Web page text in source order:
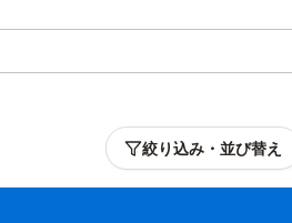
絞り込み・並び替え